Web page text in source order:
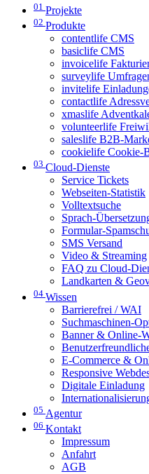
01 Projekte
02 Produkte
contentlife CMS
basiclife CMS
invoicelife
surveylife
invitelife
contactlife
xmaslife
volunteerlife
saleslife B2B-
cookielife Cookie-
03 Cloud-Dienste
Service Tickets
Webseiten-Statistik
Volltextsuche
Sprach-
Formular-
SMS Versand
Video & Streaming
FAQ zu Cloud-
Landkarten &
04 Wissen
Barrierefrei / WAI
Suchmaschinen-
Banner & Online-
E-Commerce &
Responsive
Digitale Einladung
05 Agentur
06 Kontakt
Impressum
Anfahrt
AGB